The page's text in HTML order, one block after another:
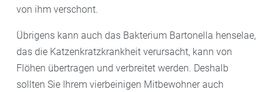
von ihm verschont.
Übrigens kann auch das Bakterium Bartonella henselae,
das die Katzenkratzkrankheit verursacht, kann von
Flöhen übertragen und verbreitet werden. Deshalb
sollten Sie Ihrem vierbeinigen Mitbewohner auch